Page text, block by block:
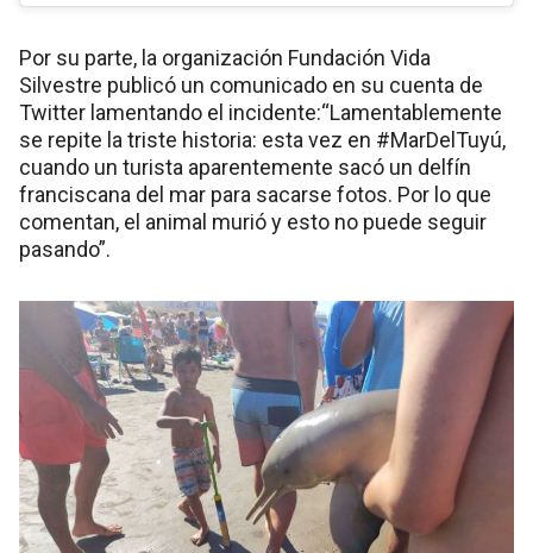
Por su parte, la organización Fundación Vida
Silvestre publicó un comunicado en su cuenta de
Twitter lamentando el incidente:“Lamentablemente
se repite la triste historia: esta vez en #MarDelTuyú,
cuando un turista aparentemente sacó un delfín
franciscana del mar para sacarse fotos. Por lo que
comentan, el animal murió y esto no puede seguir
pasando”.